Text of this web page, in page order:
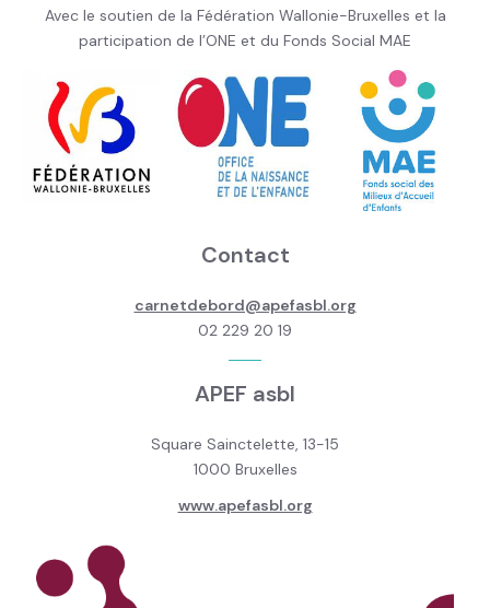
Avec le soutien de la Fédération Wallonie-Bruxelles et la
participation de l’ONE et du Fonds Social MAE
Contact
carnetdebord@apefasbl.org
02 229 20 19
APEF asbl
Square Sainctelette, 13-15
1000 Bruxelles
www.apefasbl.org